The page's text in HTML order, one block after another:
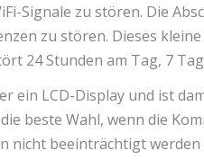
Signale zu stören. Die
zu stören. Dieses
24 Stunden am Tag, 7
ein LCD-Display und ist
beste Wahl, wenn die
nicht beeinträchtigt werden